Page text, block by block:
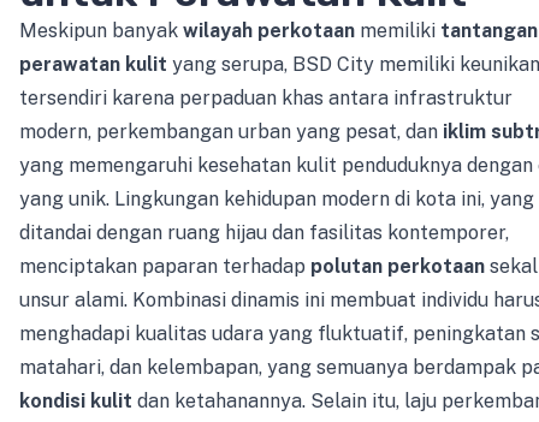
Meskipun banyak wilayah perkotaan memiliki tantangan
perawatan kulit yang serupa, BSD City memiliki keunikan
tersendiri karena perpaduan khas antara infrastruktur
modern, perkembangan urban yang pesat, dan iklim
yang memengaruhi kesehatan kulit penduduknya dengan
yang unik. Lingkungan kehidupan modern di kota ini, yang
ditandai dengan ruang hijau dan fasilitas kontemporer,
menciptakan paparan terhadap polutan perkotaan
unsur alami. Kombinasi dinamis ini membuat individu
menghadapi kualitas udara yang fluktuatif, peningkatan
matahari, dan kelembapan, yang semuanya berdampak
kondisi kulit dan ketahanannya. Selain itu, laju